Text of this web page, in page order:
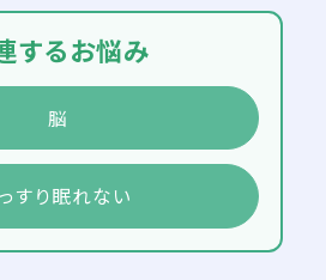
するお悩み
脳
すり眠れない